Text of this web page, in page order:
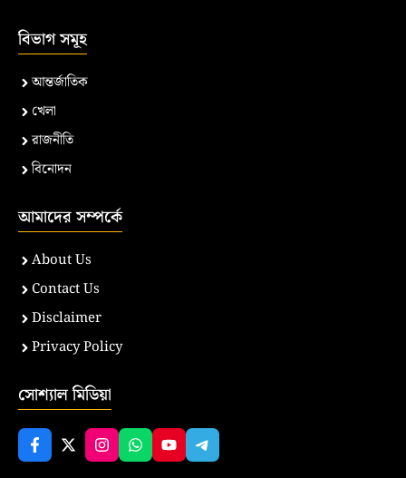
বিভাগ সমূহ
আন্তর্জাতিক
খেলা
রাজনীতি
বিনোদন
আমাদের সম্পর্কে
About Us
Contact Us
Disclaimer
Privacy Policy
সোশ্যাল মিডিয়া